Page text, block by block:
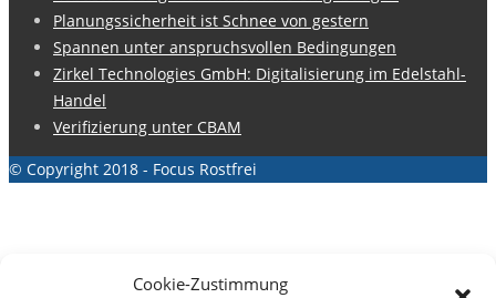
Cookie-Zustimmung
Planungssicherheit ist Schnee von gestern
Spannen unter anspruchsvollen Bedingungen
Zirkel Technologies GmbH: Digitalisierung im Edelstahl-
Handel
Verifizierung unter CBAM
© Copyright 2018 - Focus Rostfrei